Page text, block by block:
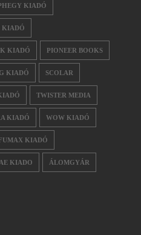
KIADÓ
KIADÓ
KIADÓ PIONEER BOOKS
KIADÓ SCOLAR
TWISTER MEDIA
KIADÓ WOW KIADÓ
FUMAX KIADÓ
KIADO ÁLOMGYÁR